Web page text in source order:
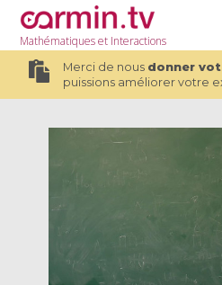
Mathématiqueset Interactions
Merci de nous donner
puissions améliorer votre